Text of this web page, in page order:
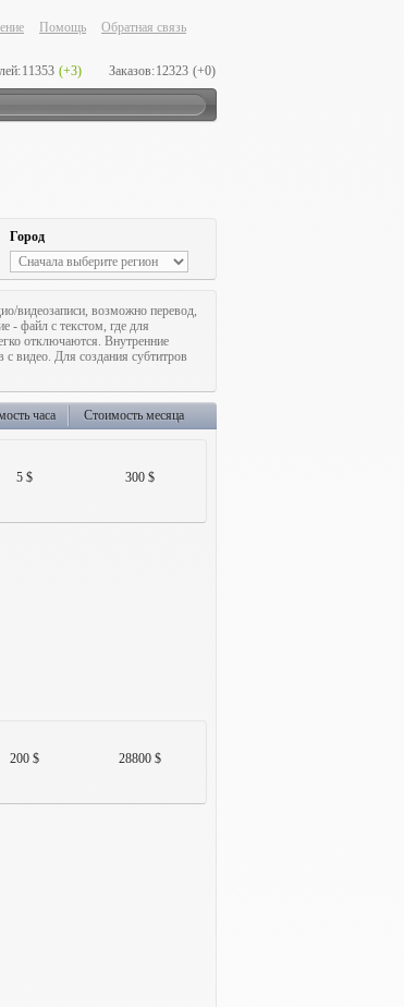
Помощь Обратная связь
11353 (+3) Заказов:12323 (+0)
Город
видеозаписи, возможно перевод,
- файл с текстом, где для
отключаются. Внутренние
видео. Для создания субтитров
часа Стоимость месяца
300 $
5 $
28800 $
200 $